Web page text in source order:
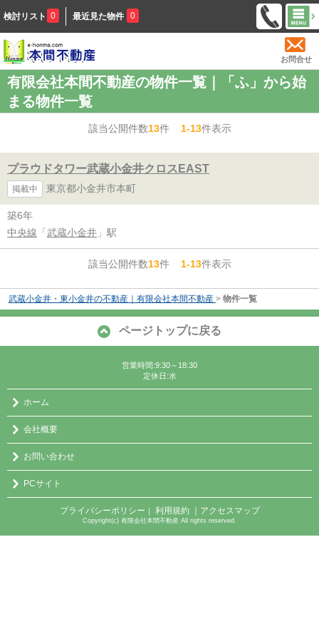
検討リスト 0 最近見た物件 0
お問合せ
有限会社本間不動産の物件一覧｜「ふ」から始
まる物件一覧
該当公開件数13件1-13件表示
プラウドタワー武蔵小金井クロスEAST
掲載中 東京都小金井市本町
築6年
中央線 「 武蔵小金井 」駅
該当公開件数13件1-13件表示
武蔵小金井・東小金井の不動産｜有限会社本間不動産 > 物件一覧
ページトップに戻る
営業時間:9:30～18:30
定休日:水
ホーム
会社概要
お問い合わせ
PCサイト
プライバシーポリシー ｜ 利用規約 ｜アクセスマップ
Copyright(c) 有限会社本間不動産 All rights reserved.